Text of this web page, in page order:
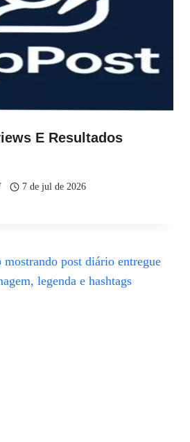
E Resultados
7 de jul de 2026